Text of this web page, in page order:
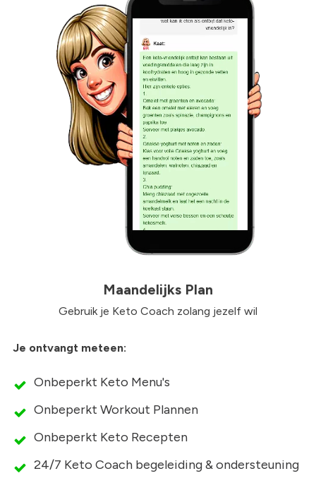
Maandelijks Plan
Gebruik je Keto Coach zolang jezelf wil
Je ontvangt meteen:
Onbeperkt Keto Menu's
Onbeperkt Workout Plannen
Onbeperkt Keto Recepten
24/7 Keto Coach begeleiding & ondersteuning